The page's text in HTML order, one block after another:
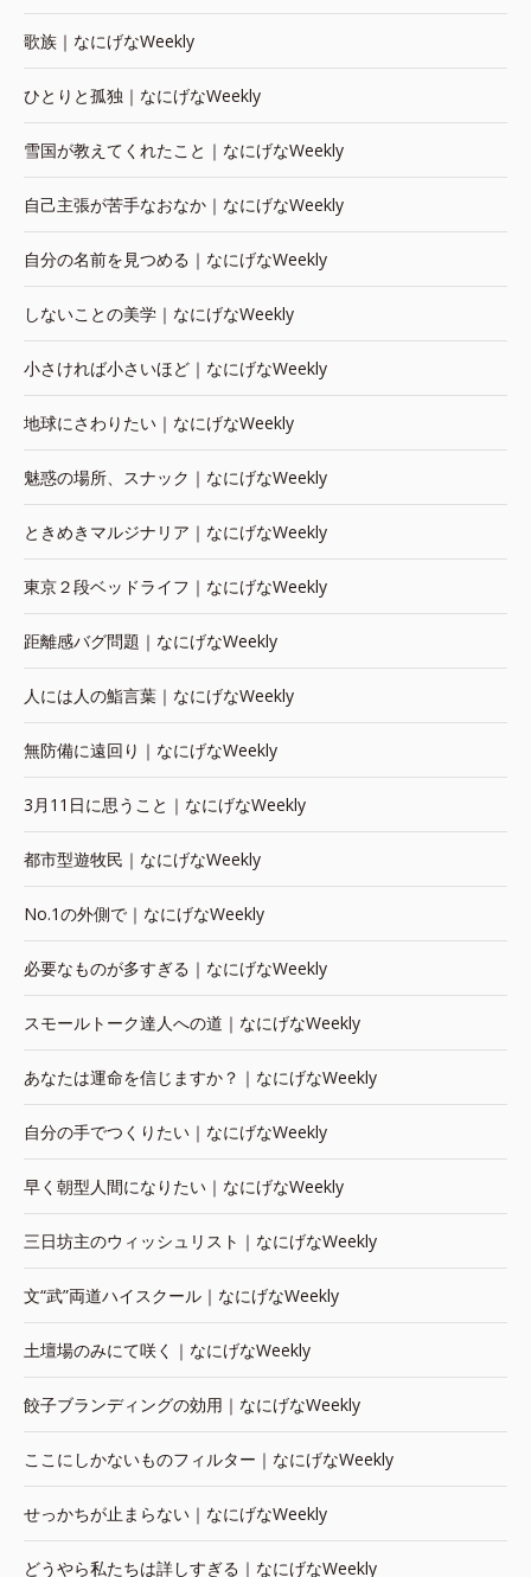
歌族｜なにげなWeekly
ひとりと孤独｜なにげなWeekly
雪国が教えてくれたこと｜なにげなWeekly
自己主張が苦手なおなか｜なにげなWeekly
自分の名前を見つめる｜なにげなWeekly
しないことの美学｜なにげなWeekly
小さければ小さいほど｜なにげなWeekly
地球にさわりたい｜なにげなWeekly
魅惑の場所、スナック｜なにげなWeekly
ときめきマルジナリア｜なにげなWeekly
東京２段ベッドライフ｜なにげなWeekly
距離感バグ問題｜なにげなWeekly
人には人の鮨言葉｜なにげなWeekly
無防備に遠回り｜なにげなWeekly
3月11日に思うこと｜なにげなWeekly
都市型遊牧民｜なにげなWeekly
No.1の外側で｜なにげなWeekly
必要なものが多すぎる｜なにげなWeekly
スモールトーク達人への道｜なにげなWeekly
あなたは運命を信じますか？｜なにげなWeekly
自分の手でつくりたい｜なにげなWeekly
早く朝型人間になりたい｜なにげなWeekly
三日坊主のウィッシュリスト｜なにげなWeekly
文“武”両道ハイスクール｜なにげなWeekly
土壇場のみにて咲く｜なにげなWeekly
餃子ブランディングの効用｜なにげなWeekly
ここにしかないものフィルター｜なにげなWeekly
せっかちが止まらない｜なにげなWeekly
どうやら私たちは詳しすぎる｜なにげなWeekly